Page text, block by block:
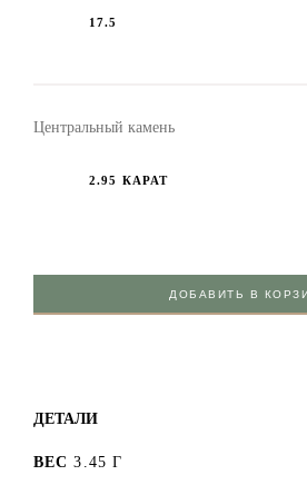
17.5
Центральный камень
2.95 КАРАТ
ДОБАВИТЬ В
ДЕТАЛИ
ВЕС 3.45 Г